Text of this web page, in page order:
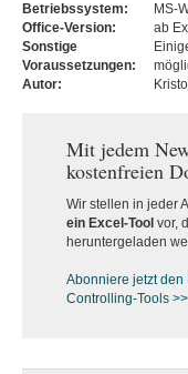
Betriebssystem:
MS-
Office-Version:
ab
Sonstige
Voraussetzungen:
Autor:
Mit jedem
kostenfreien
Wir stellen in jeder
ein Excel-Tool vor,
heruntergeladen
Abonniere jetzt den
Controlling-Tools >>